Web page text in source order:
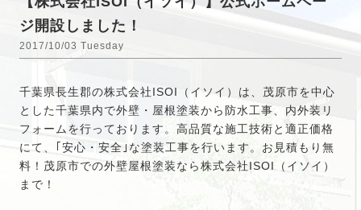
ジ開設しました！
2017/10/03 Tuesday
千葉県長生郡の株式会社ISOI（イソイ）は、茂原市を中心
とした千葉県内で外壁・屋根塗装から防水工事、内外装リ
フォームを行っております。高品質な施工技術と適正価格
にて、｢安心・安全｣な塗装工事を行います。お見積もり無
料！茂原市での外壁屋根塗装なら株式会社ISOI（イソイ）
まで！